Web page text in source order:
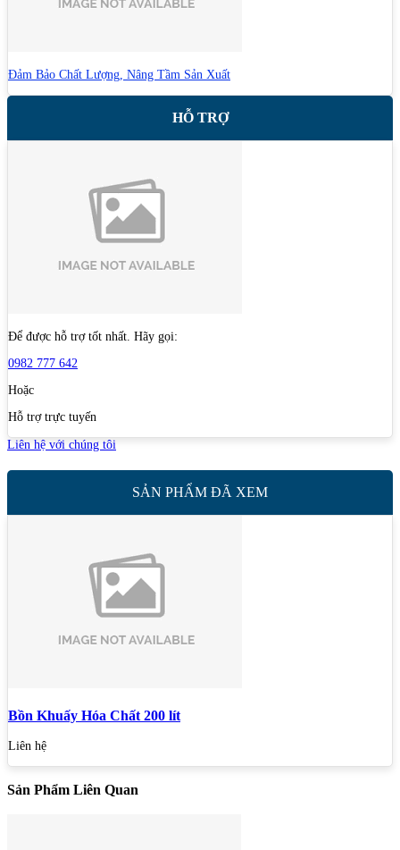
Đảm Bảo Chất Lượng, Nâng Tầm Sản Xuất
HỖ TRỢ
Để được hỗ trợ tốt nhất. Hãy gọi:
0982 777 642
Hoặc
Hỗ trợ trực tuyến
Liên hệ với chúng tôi
SẢN PHẨM ĐÃ XEM
Bồn Khuấy Hóa Chất 200 lít
Liên hệ
Sản Phẩm Liên Quan